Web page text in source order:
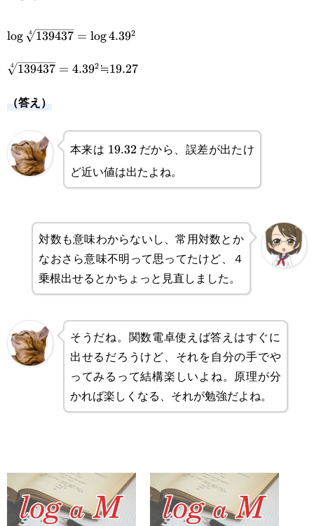
\log\sqrt[4]
{139437}=4.39^2\text{≒}19.27
log 4 139437 = log4.392
4 139437 = 4.392 ≒19.27
（答え）
本来は 19.32
19.32 だから、誤差が出たけ
ど近い値は出たよね。
対数も意味わからないし、常用対数とか
なおさら意味不明って思ってたけど、４
乗根出せるとかちょっと見直しました。
そうだね。関数電卓使えば答えはすぐに
出せるだろうけど、それを自分の手でや
ってみるって結構楽しいよね。原理が分
かれば楽しくなる、それが勉強だよね。